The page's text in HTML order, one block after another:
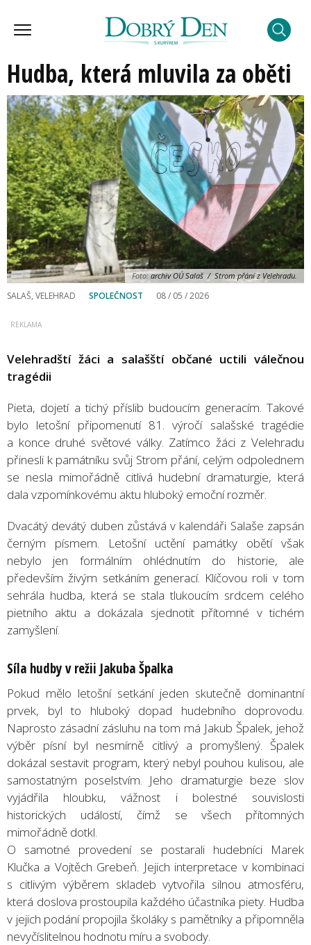
Hudba, která mluvila za oběti
Foto:archiv OÚ Salaš / Strom přání z Velehradu.
SALAŠ, VELEHRAD SPOLEČNOST 08 / 05 / 2026
Velehradští žáci a salašští občané uctili válečnou
tragédii
Pieta, dojetí a tichý příslib budoucím generacím. Takové
bylo letošní připomenutí 81. výročí salašské tragédie
a konce druhé světové války. Zatímco žáci z Velehradu
přinesli k památníku svůj Strom přání, celým odpolednem
se nesla mimořádně citlivá hudební dramaturgie, která
dala vzpomínkovému aktu hluboký emoční rozměr.
Dvacátý devátý duben zůstává v kalendáři Salaše zapsán
černým písmem. Letošní uctění památky obětí však
nebylo jen formálním ohlédnutím do historie, ale
především živým setkáním generací. Klíčovou roli v tom
sehrála hudba, která se stala tlukoucím srdcem celého
pietního aktu a dokázala sjednotit přítomné v tichém
zamyšlení.
Síla hudby v režii Jakuba Špalka
Pokud mělo letošní setkání jeden skutečně dominantní
prvek, byl to hluboký dopad hudebního doprovodu.
Naprosto zásadní zásluhu na tom má Jakub Špalek, jehož
výběr písní byl nesmírně citlivý a promyšlený. Špalek
dokázal sestavit program, který nebyl pouhou kulisou, ale
samostatným poselstvím. Jeho dramaturgie beze slov
vyjádřila hloubku, vážnost i bolestné souvislosti
historických událostí, čímž se všech přítomných
mimořádně dotkl.
O samotné provedení se postarali hudebníci Marek
Klučka a Vojtěch Grebeň. Jejich interpretace v kombinaci
s citlivým výběrem skladeb vytvořila silnou atmosféru,
která doslova prostoupila každého účastníka piety. Hudba
v jejich podání propojila školáky s pamětníky a připomněla
nevyčíslitelnou hodnotu míru a svobody.